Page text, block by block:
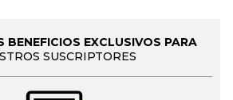
BENEFICIOS EXCLUSIVOS PARA
SUSCRIPTORES